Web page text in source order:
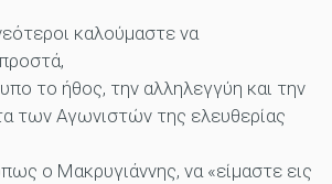
καλούμαστε να
το ήθος, την αλληλεγγύη και την
των Αγωνιστών της ελευθερίας
ο Μακρυγιάννης, να «είμαστε εις